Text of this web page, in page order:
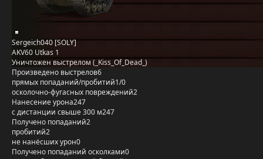
Sergeich040 [SOLY]
AKV60 Utkas 1
Уничтожен выстрелом (_Kiss_Of_Dead_)
Произведено выстрелов6
прямых попаданий/пробитий1/0
осколочно-фугасных повреждений2
Нанесение урона247
с дистанции свыше 300 м247
Получено попаданий2
пробитий2
не нанёсших урон0
Получено попаданий осколками0